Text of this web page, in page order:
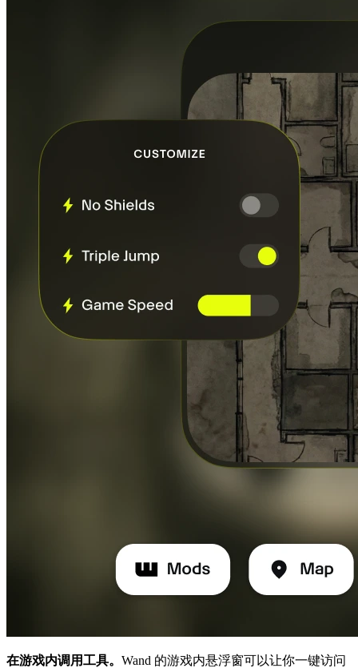
在游戏内调用工具。 Wand 的游戏内悬浮窗可以让你一键访问